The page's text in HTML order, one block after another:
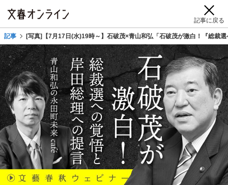
記事に戻る
記事 [写真]【7月17日(水)19時～】石破茂×青山和弘「石破茂が激白！『総裁